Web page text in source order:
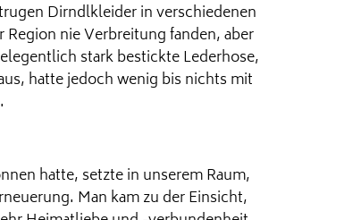
Dirndlkleider in verschiedenen
nie Verbreitung fanden, aber
stark bestickte Lederhose,
hatte jedoch wenig bis nichts mit
hatte, setzte in unserem Raum,
Man kam zu der Einsicht,